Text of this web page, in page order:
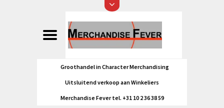
Groothandel in Character Merchandising
Uitsluitend verkoop aan Winkeliers
Merchandise Fever tel. +31 10 2 36 38 59